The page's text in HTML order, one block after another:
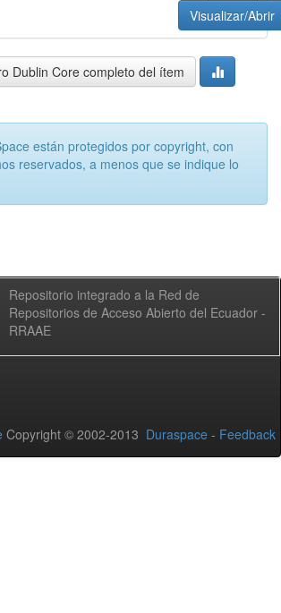
Visualizar/Abrir
Dublin Core completo del ítem
están protegidos por copyright, con
reservados, a menos que se indique lo
Repositorio integrado a la Red de
Repositorios de Acceso Abierto del Ecuador -
RRAAE
Copyright © 2002-2013 Duraspace - Feedback